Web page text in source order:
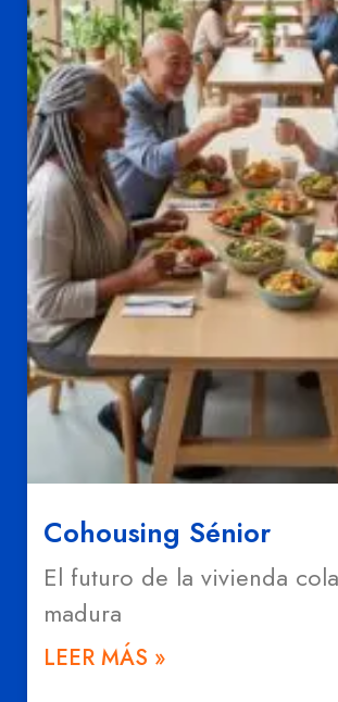
Cohousing Sénior
El futuro de la vivienda
madura
LEER MÁS »